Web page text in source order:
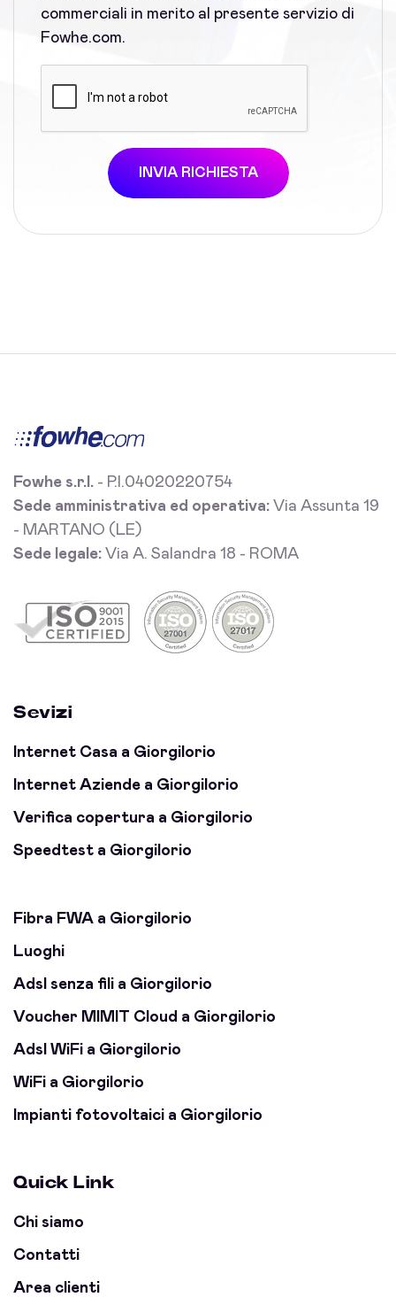
commerciali in merito al presente servizio di
Fowhe.com.
INVIA RICHIESTA
Fowhe s.r.l. - P.I.04020220754
Sede amministrativa ed operativa: Via Assunta 19
- MARTANO (LE)
Sede legale: Via A. Salandra 18 - ROMA
Sevizi
Internet Casa a Giorgilorio
Internet Aziende a Giorgilorio
Verifica copertura a Giorgilorio
Speedtest a Giorgilorio
Fibra FWA a Giorgilorio
Luoghi
Adsl senza fili a Giorgilorio
Voucher MIMIT Cloud a Giorgilorio
Adsl WiFi a Giorgilorio
WiFi a Giorgilorio
Impianti fotovoltaici a Giorgilorio
Quick Link
Chi siamo
Contatti
Area clienti